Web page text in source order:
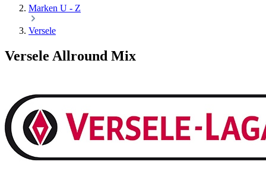
Marken U - Z
Versele
Versele Allround Mix